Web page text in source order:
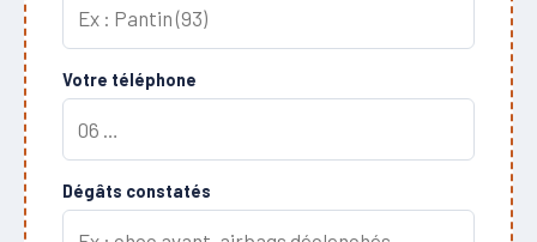
Votre téléphone
Dégâts constatés